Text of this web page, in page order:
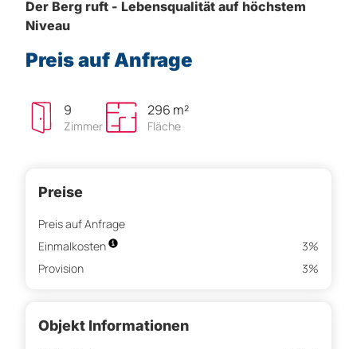
Der Berg ruft - Lebensqualität auf höchstem
Niveau
Preis auf Anfrage
9
Zimmer
296 m²
Fläche
Preise
Preis auf Anfrage
Einmalkosten
3%
Provision
3%
Objekt Informationen